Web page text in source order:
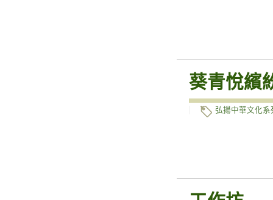
葵青悅繽
弘揚中華文化系